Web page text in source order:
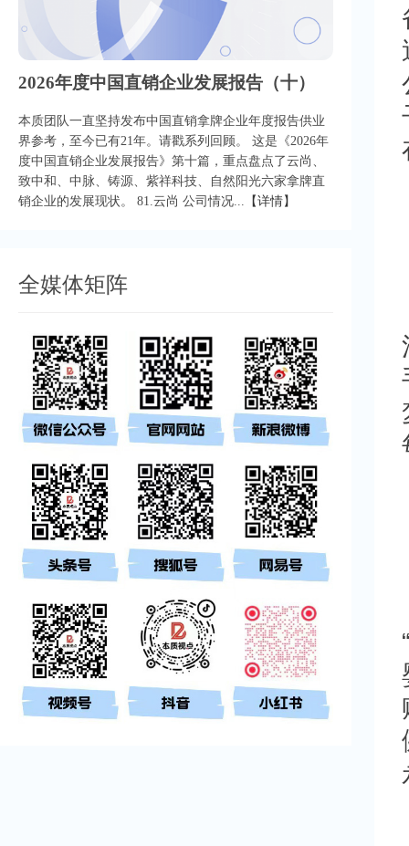
2026年度中国直销企业发展报告（十）
本质团队一直坚持发布中国直销拿牌企业年度报告供业
界参考，至今已有21年。请戳系列回顾。 这是《2026年
度中国直销企业发展报告》第十篇，重点盘点了云尚、
致中和、中脉、铸源、紫祥科技、自然阳光六家拿牌直
销企业的发展现状。 81.云尚 公司情况...
【详情】
全媒体矩阵